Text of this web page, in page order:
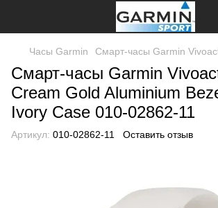
Часы Garmin Смарт-часы Garmin
Смарт-часы Garmin
Cream Gold Aluminium
Ivory Case 010-02862-11
Артикул: 010-02862-11 Оставить отзыв